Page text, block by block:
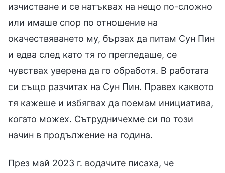
изчистване и се натъквах на нещо по-сложно
или имаше спор по отношение на
окачествяването му, бързах да питам Сун Пин
и едва след като тя го прегледаше, се
чувствах уверена да го обработя. В работата
си също разчитах на Сун Пин. Правех каквото
тя кажеше и избягвах да поемам инициатива,
когато можех. Сътрудничехме си по този
начин в продължение на година.
През май 2023 г. водачите писаха, че